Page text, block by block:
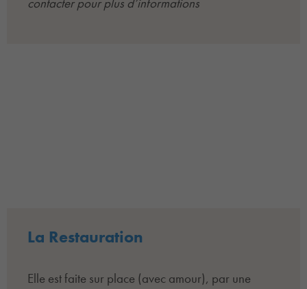
La Restauration
Elle est faite sur place (avec amour), par une